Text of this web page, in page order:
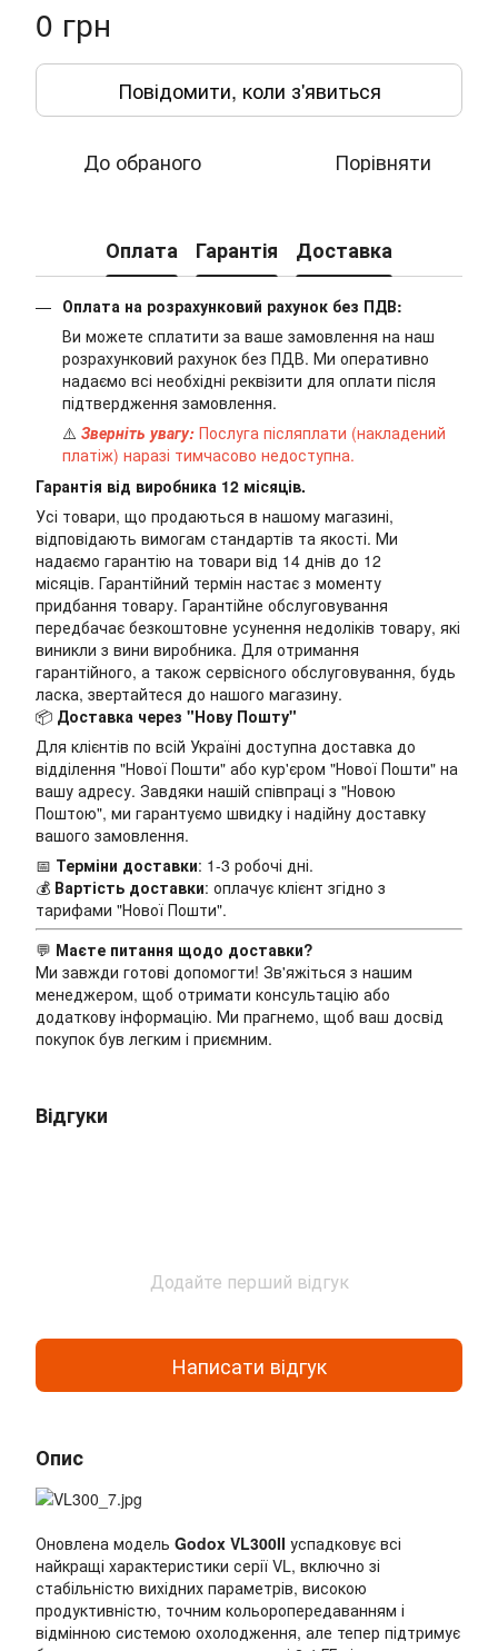
0 грн
Повідомити, коли з'явиться
До обраного Порівняти
Оплата Гарантія Доставка
Оплата на розрахунковий рахунок без ПДВ:
Ви можете сплатити за ваше замовлення на наш
розрахунковий рахунок без ПДВ. Ми оперативно
надаємо всі необхідні реквізити для оплати після
підтвердження замовлення.
⚠️ Зверніть увагу: Послуга післяплати (накладений
платіж) наразі тимчасово недоступна.
Гарантія від виробника 12 місяців.
Усі товари, що продаються в нашому магазині,
відповідають вимогам стандартів та якості. Ми
надаємо гарантію на товари від 14 днів до 12
місяців. Гарантійний термін настає з моменту
придбання товару. Гарантійне обслуговування
передбачає безкоштовне усунення недоліків товару, які
виникли з вини виробника. Для отримання
гарантійного, а також сервісного обслуговування, будь
ласка, звертайтеся до нашого магазину.
📦 Доставка через "Нову Пошту"
Для клієнтів по всій Україні доступна доставка до
відділення "Нової Пошти" або кур'єром "Нової Пошти" на
вашу адресу. Завдяки нашій співпраці з "Новою
Поштою", ми гарантуємо швидку і надійну доставку
вашого замовлення.
📅 Терміни доставки: 1-3 робочі дні.
💰 Вартість доставки: оплачує клієнт згідно з
тарифами "Нової Пошти".
💬 Маєте питання щодо доставки?
Ми завжди готові допомогти! Зв'яжіться з нашим
менеджером, щоб отримати консультацію або
додаткову інформацію. Ми прагнемо, щоб ваш досвід
покупок був легким і приємним.
Відгуки
Додайте перший відгук
Написати відгук
Опис
Оновлена модель Godox VL300II успадковує всі
найкращі характеристики серії VL, включно зі
стабільністю вихідних параметрів, високою
продуктивністю, точним кольоропередаванням і
відмінною системою охолодження, але тепер підтримує